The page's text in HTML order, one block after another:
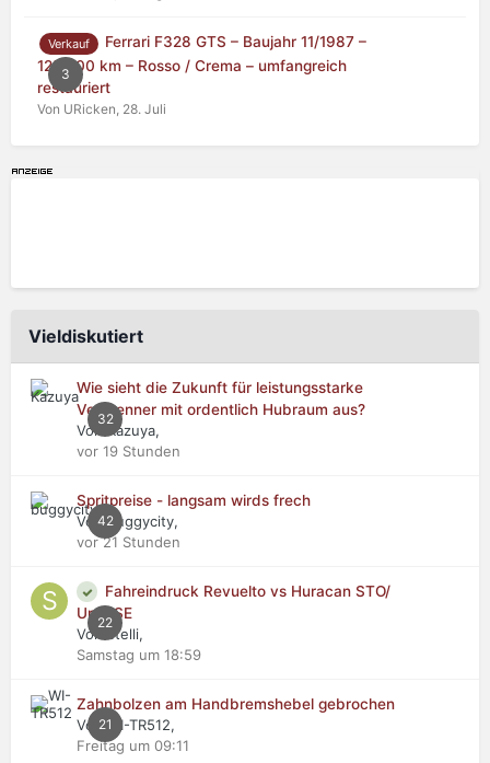
3
Verkauf
Ferrari F328 GTS – Baujahr 11/1987 –
125.000 km – Rosso / Crema – umfangreich
restauriert
Von URicken, 28. Juli
Vieldiskutiert
32
Wie sieht die Zukunft für leistungsstarke
Verbrenner mit ordentlich Hubraum aus?
Von Kazuya,
vor 19 Stunden
42
Spritpreise - langsam wirds frech
Von buggycity,
vor 21 Stunden
22
Fahreindruck Revuelto vs Huracan STO/
Urus SE
Von stelli,
Samstag um 18:59
21
Zahnbolzen am Handbremshebel gebrochen
Von WI-TR512,
Freitag um 09:11